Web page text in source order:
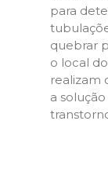
para
quebrar
o local
realizam
a